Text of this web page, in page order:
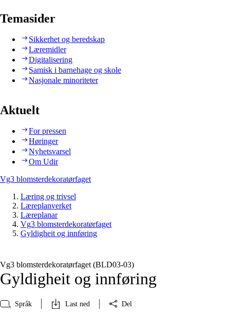
Temasider
Sikkerhet og beredskap
Læremidler
Digitalisering
Samisk i barnehage og skole
Nasjonale minoriteter
Aktuelt
For pressen
Høringer
Nyhetsvarsel
Om Udir
Vg3 blomsterdekoratørfaget
Læring og trivsel
Læreplanverket
Læreplanar
Vg3 blomsterdekoratørfaget
Gyldigheit og innføring
Vg3 blomsterdekoratørfaget (BLD03‑03)
Gyldigheit og innføring
Språk Last ned Del